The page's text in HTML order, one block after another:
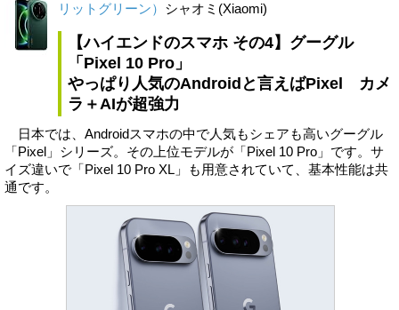
リットグリーン） シャオミ(Xiaomi)
【ハイエンドのスマホ その4】グーグル
「Pixel 10 Pro」
やっぱり人気のAndroidと言えばPixel カメ
ラ＋AIが超強力
日本では、Androidスマホの中で人気もシェアも高いグーグル
「Pixel」シリーズ。その上位モデルが「Pixel 10 Pro」です。サ
イズ違いで「Pixel 10 Pro XL」も用意されていて、基本性能は共
通です。